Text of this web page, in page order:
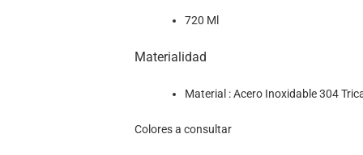
720 Ml
Materialidad
Material : Acero Inoxidable 304
Colores a consultar